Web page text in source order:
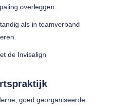
overleggen.
als in teamverband
de Invisalign
goed georganiseerde